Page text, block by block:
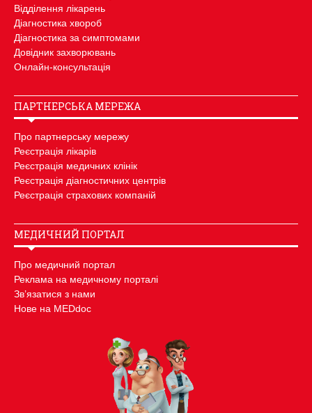
Відділення лікарень
Діагностика хвороб
Діагностика за симптомами
Довідник захворювань
Онлайн-консультація
ПАРТНЕРСЬКА МЕРЕЖА
Про партнерську мережу
Реєстрація лікарів
Реєстрація медичних клінік
Реєстрація діагностичних центрів
Реєстрація страхових компаній
МЕДИЧНИЙ ПОРТАЛ
Про медичний портал
Реклама на медичному порталі
Зв’язатися з нами
Нове на MEDdoc